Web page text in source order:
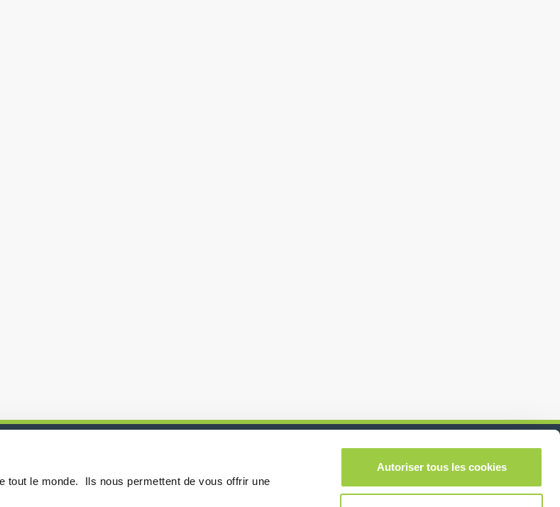
tout le monde. ​ Ils nous permettent de vous offrir une
Autoriser tous les cookies
Please leave this field empty.
在社交媒体上关注我
们